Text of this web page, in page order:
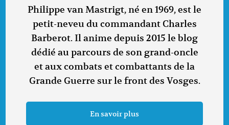
Philippe van Mastrigt, né en 1969, est le
petit-neveu du commandant Charles
Barberot. Il anime depuis 2015 le blog
dédié au parcours de son grand-oncle
et aux combats et combattants de la
Grande Guerre sur le front des Vosges.
En savoir plus